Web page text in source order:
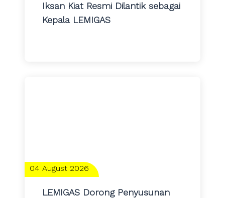
Iksan Kiat Resmi Dilantik sebagai
Kepala LEMIGAS
04 August 2026
LEMIGAS Dorong Penyusunan